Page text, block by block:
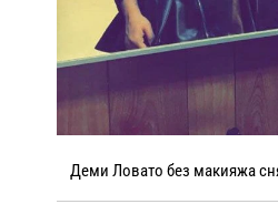
Деми Ловато без макияжа